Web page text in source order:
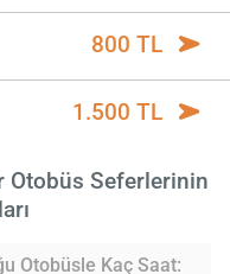
800 TL
1.500 TL
Otobüs Seferlerinin
Otobüsle Kaç Saat: